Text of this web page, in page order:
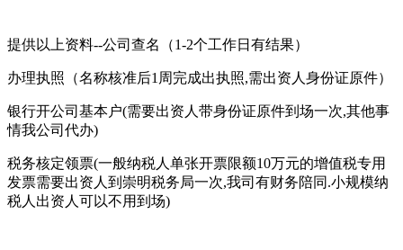
提供以上资料--公司查名（1-2个工作日有结果）
办理执照（名称核准后1周完成出执照,需出资人身份证原件）
银行开公司基本户(需要出资人带身份证原件到场一次,其他事
情我公司代办)
税务核定领票(一般纳税人单张开票限额10万元的增值税专用
发票需要出资人到崇明税务局一次,我司有财务陪同.小规模纳
税人出资人可以不用到场)